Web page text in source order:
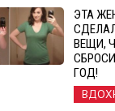
ЭТА
ВЕЩИ,
ГОД!